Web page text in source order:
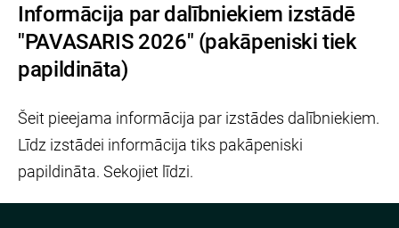
Informācija par dalībniekiem izstādē
"PAVASARIS 2026" (pakāpeniski tiek
papildināta)
Šeit pieejama informācija par izstādes dalībniekiem.
Līdz izstādei informācija tiks pakāpeniski
papildināta. Sekojiet līdzi.